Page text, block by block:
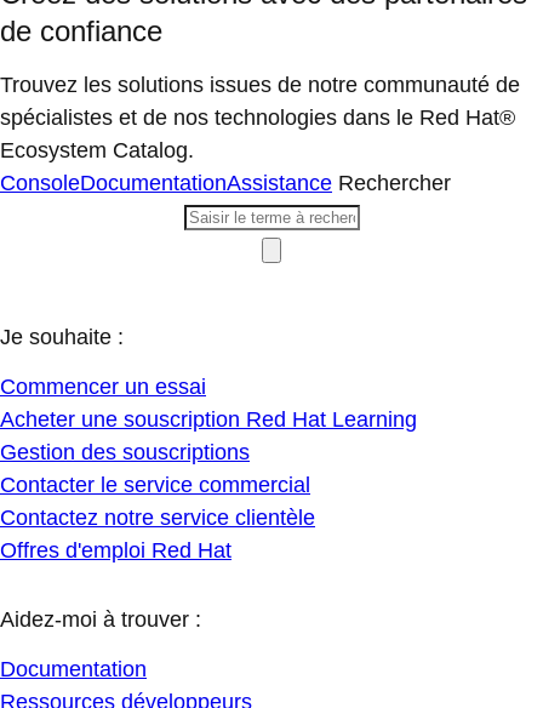
de confiance
Trouvez les solutions issues de notre communauté de
spécialistes et de nos technologies dans le Red Hat®
Ecosystem Catalog.
ConsoleDocumentationAssistance Rechercher
Je souhaite :
Commencer un essai
Acheter une souscription Red Hat Learning
Gestion des souscriptions
Contacter le service commercial
Contactez notre service clientèle
Offres d'emploi Red Hat
Aidez-moi à trouver :
Documentation
Ressources développeurs